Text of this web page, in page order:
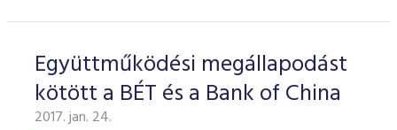
Együttműködési megállapodást
kötött a BÉT és a Bank of China
2017. jan. 24.